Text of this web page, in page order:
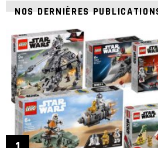
NOS DERNIÈRES